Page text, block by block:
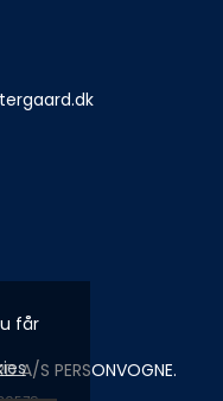
får
A/S PERSONVOGNE.